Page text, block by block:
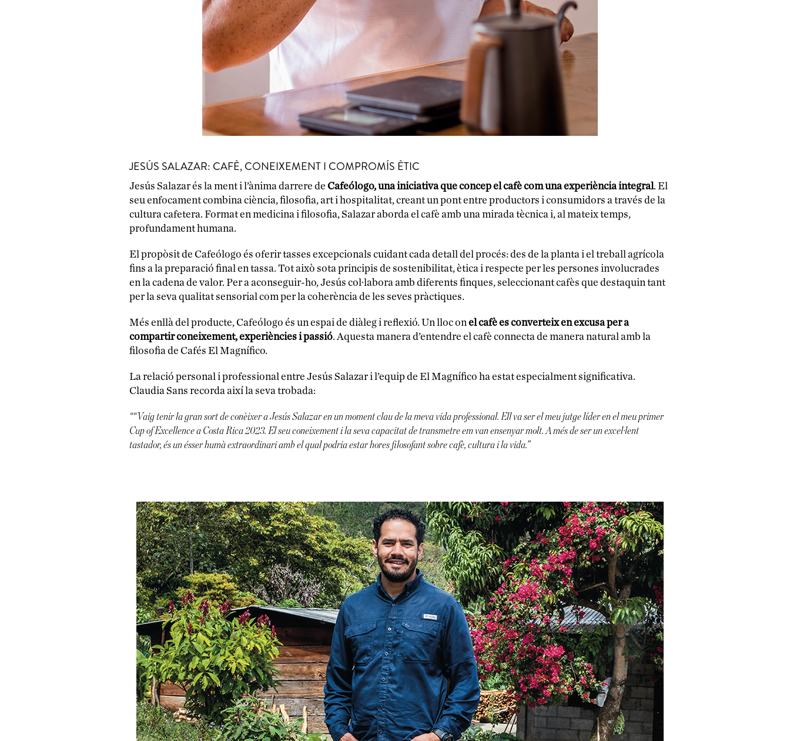
JESÚS SALAZAR: CAFÈ, CONEIXEMENT I COMPROMÍS ÈTIC
Jesús Salazar és la ment i l’ànima darrere de Cafeólogo, una iniciativa que concep el cafè com una experiència integral. El
seu enfocament combina ciència, filosofia, art i hospitalitat, creant un pont entre productors i consumidors a través de la
cultura cafetera. Format en medicina i filosofia, Salazar aborda el cafè amb una mirada tècnica i, al mateix temps,
profundament humana.
El propòsit de Cafeólogo és oferir tasses excepcionals cuidant cada detall del procés: des de la planta i el treball agrícola
fins a la preparació final en tassa. Tot això sota principis de sostenibilitat, ètica i respecte per les persones involucrades
en la cadena de valor. Per a aconseguir-ho, Jesús col·labora amb diferents finques, seleccionant cafès que destaquin tant
per la seva qualitat sensorial com per la coherència de les seves pràctiques.
Més enllà del producte, Cafeólogo és un espai de diàleg i reflexió. Un lloc on el cafè es converteix en excusa per a
compartir coneixement, experiències i passió. Aquesta manera d’entendre el cafè connecta de manera natural amb la
filosofia de Cafés El Magnífico.
La relació personal i professional entre Jesús Salazar i l’equip de El Magnífico ha estat especialment significativa.
Claudia Sans recorda així la seva trobada:
““Vaig tenir la gran sort de conèixer a Jesús Salazar en un moment clau de la meva vida professional. Ell va ser el meu jutge líder en el meu primer
Cup of Excellence a Costa Rica 2023. El seu coneixement i la seva capacitat de transmetre em van ensenyar molt. A més de ser un excel·lent
tastador, és un ésser humà extraordinari amb el qual podria estar hores filosofant sobre cafè, cultura i la vida.”